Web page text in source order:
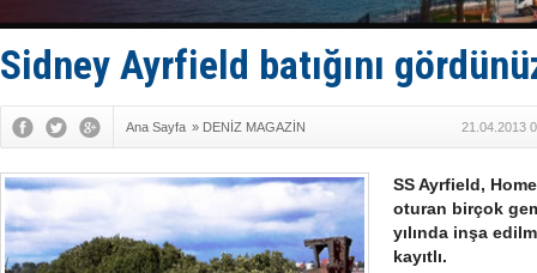
Sidney Ayrfield batığını
Ana Sayfa » DENİZ MAGAZİN 21.04.2013
SS Ayrfield,
oturan birçok
yılında inşa
kayıtlı.